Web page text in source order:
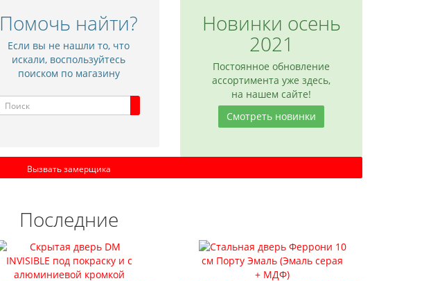
Межкомнатная дверь NC11 Межкомнатная дверь NC12
9 180 р.
Помочь найти?
Если вы не нашли то, что
искали, воспользуйтесь
поиском по магазину
Новинки осень
2021
Постоянное обновление
ассортимента уже здесь,
на нашем сайте!
Смотреть новинки
Вызвать замерщика
Последние